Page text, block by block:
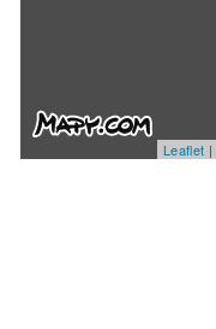
Leaflet |